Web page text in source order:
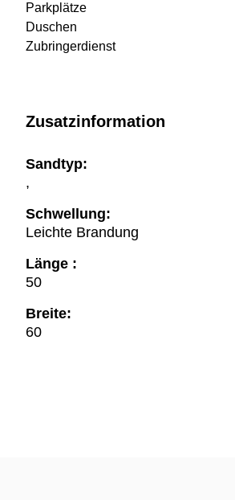
Parkplätze
Duschen
Zubringerdienst
Zusatzinformation
Sandtyp:
,
Schwellung:
Leichte Brandung
Länge :
50
Breite:
60